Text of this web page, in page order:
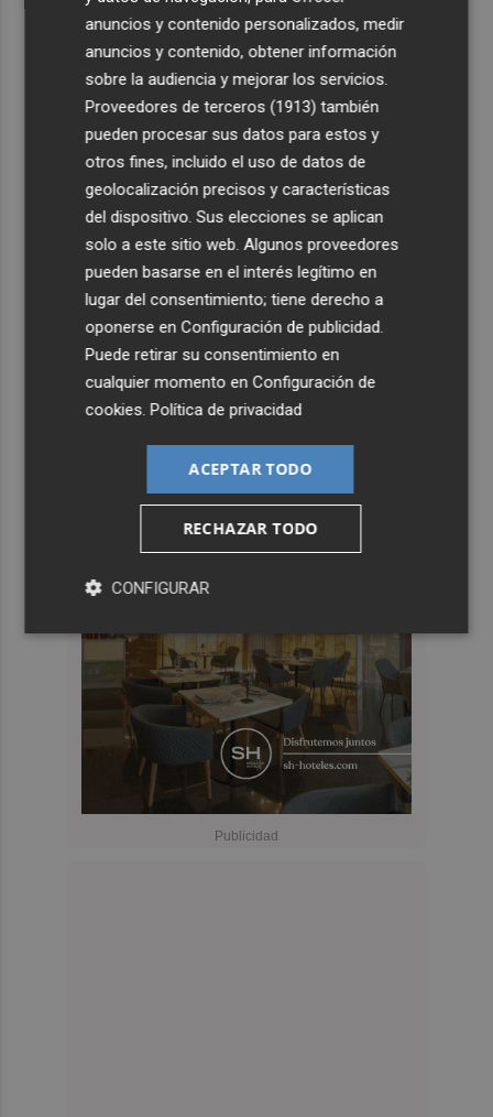
anuncios y contenido personalizados, medir
anuncios y contenido, obtener información
sobre la audiencia y mejorar los servicios.
Proveedores de terceros (1913) también
pueden procesar sus datos para estos y
otros fines, incluido el uso de datos de
geolocalización precisos y características
del dispositivo. Sus elecciones se aplican
solo a este sitio web. Algunos proveedores
pueden basarse en el interés legítimo en
lugar del consentimiento; tiene derecho a
oponerse enConfiguración de publicidad
Puede retirar su consentimiento en
cualquier momento enConfiguración de
cookies .Política de privacidad
ACEPTAR TODO
RECHAZAR TODO
CONFIGURAR